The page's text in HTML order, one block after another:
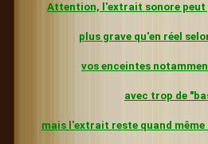
Attention, l'extrait sonore peut
plus grave qu'en réel
vos enceintes
avec trop de
mais l'extrait reste quand